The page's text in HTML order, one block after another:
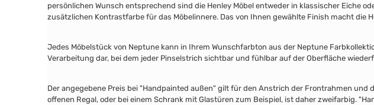
persönlichen Wunsch entsprechend sind die Henley Möbel entweder in klassischer Eiche
zusätzlichen Kontrastfarbe für das Möbelinnere. Das von Ihnen gewählte Finish macht die
Jedes Möbelstück von Neptune kann in Ihrem Wunschfarbton aus der Neptune
Verarbeitung dar, bei dem jeder Pinselstrich sichtbar und fühlbar auf der Oberfläche
Der angegebene Preis bei "Handpainted außen" gilt für den Anstrich der Frontrahmen
offenen Regal, oder bei einem Schrank mit Glastüren zum Beispiel, ist daher zweifarbig.